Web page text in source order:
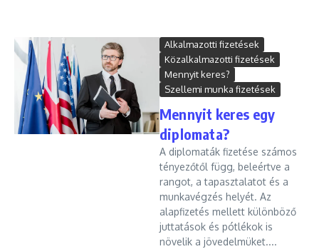
Alkalmazotti fizetések
Közalkalmazotti fizetések
Mennyit keres?
Szellemi munka fizetések
Mennyit keres egy
diplomata?
A diplomaták fizetése számos
tényezőtől függ, beleértve a
rangot, a tapasztalatot és a
munkavégzés helyét. Az
alapfizetés mellett különböző
juttatások és pótlékok is
növelik a jövedelmüket....